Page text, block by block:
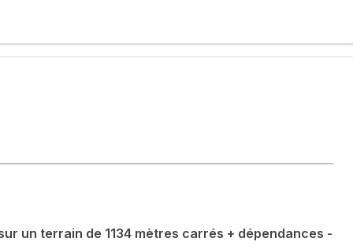
un terrain de 1134 mètres carrés + dépendances -